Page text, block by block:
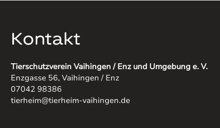
Kontakt
Tierschutzverein Vaihingen / Enz und Umgebung e. V.
Enzgasse 56, Vaihingen / Enz
07042 98386
tierheim@tierheim-vaihingen.de